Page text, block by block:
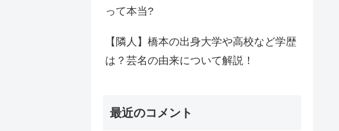
って本当?
【隣人】橋本の出身大学や高校など学歴
は？芸名の由来について解説！
最近のコメント